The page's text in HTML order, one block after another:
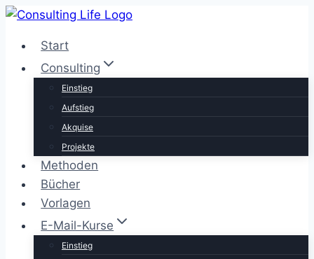
Zum
springenStart
Consulting
Einstieg
Aufstieg
Akquise
Projekte
Methoden
Bücher
Vorlagen
E-Mail-Kurse
Einstieg